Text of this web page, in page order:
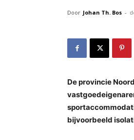
Door Johan Th. Bos -
De provincie
bijvoorbeeld